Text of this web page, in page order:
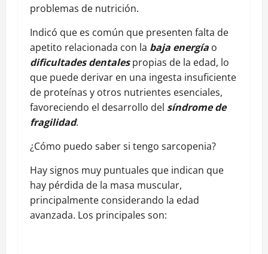
problemas de nutrición.
Indicó que es común que presenten falta de
apetito relacionada con la baja energía o
dificultades dentalespropias de la edad, lo
que puede derivar en una ingesta insuficiente
de proteínas y otros nutrientes esenciales,
favoreciendo el desarrollo del síndrome de
fragilidad.
¿Cómo puedo saber si tengo sarcopenia?
Hay signos muy puntuales que indican que
hay pérdida de la masa muscular,
principalmente considerando la edad
avanzada. Los principales son: